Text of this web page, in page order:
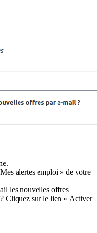
alertes emploi » de votre
les nouvelles offres
Cliquez sur le lien « Activer